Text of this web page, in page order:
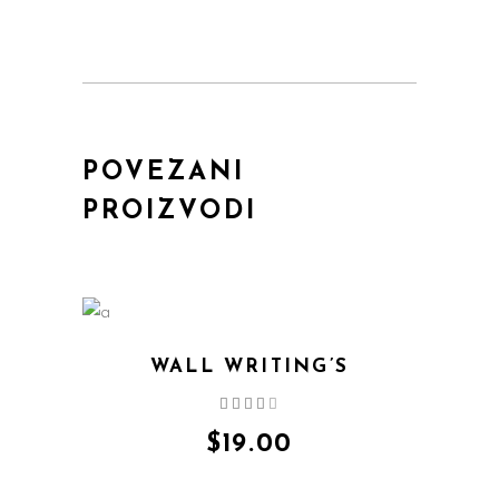
POVEZANI
PROIZVODI
WALL WRITING’S
od 5
$19.00